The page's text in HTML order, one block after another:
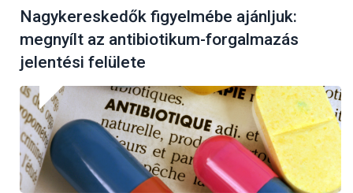
Nagykereskedők figyelmébe ajánljuk:
megnyílt az antibiotikum-forgalmazás
jelentési felülete